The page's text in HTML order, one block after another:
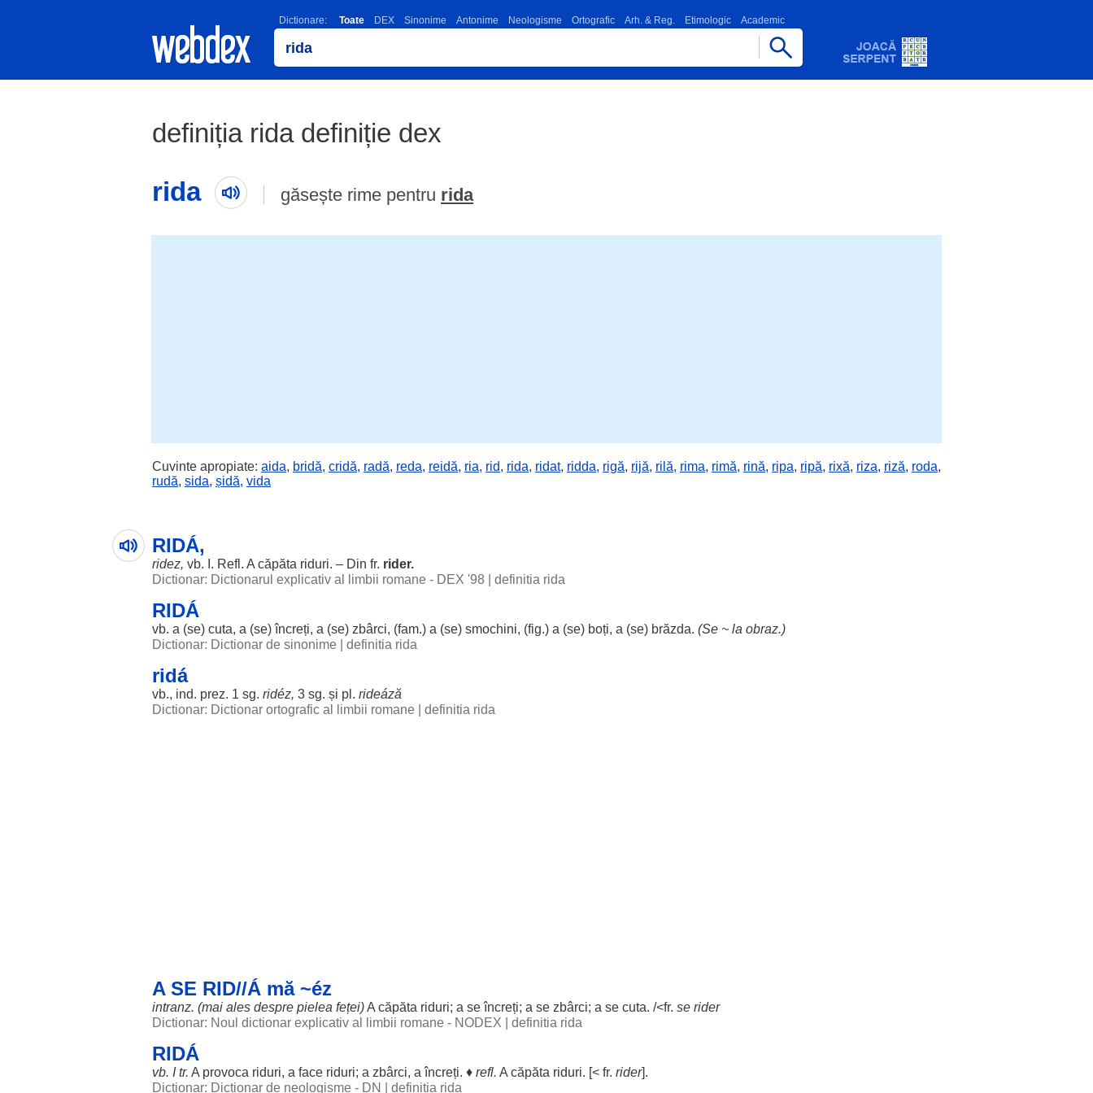
Dictionare: Toate DEX Sinonime Antonime Neologisme Ortografic Arh. & Reg. Etimologic Academic
definiția rida definiție dex
rida
găsește rime pentru rida
Cuvinte apropiate: aida, bridă, cridă, radă, reda, reidă, ria, rid, rida, ridat, ridda, rigă, rijă, rilă, rima, rimă, rină, ripa, ripă, rixă, riza, riză, roda,
rudă, sida, șidă, vida
RIDÁ,
ridez, vb. I. Refl. A căpăta riduri. – Din fr. rider.
Dictionar: Dictionarul explicativ al limbii romane - DEX '98
definitia rida
RIDÁ
vb. a (se) cuta, a (se)încreți, a (se) zbârci, (fam.) a (se) smochini, (fig.) a (se) boți, a (se) brăzda. (Se ~ la obraz.)
Dictionar: Dictionar de sinonime
definitia rida
ridá
vb., ind. prez. 1 sg. ridéz, 3 sg. și pl. rideáză
Dictionar: Dictionar ortografic al limbii romane
definitia rida
A SE RID//Á mă ~éz
intranz. (mai ales despre pielea feței)A căpăta riduri; a seîncreți; a se zbârci; a se cuta. /<fr. se rider
Dictionar: Noul dictionar explicativ al limbii romane - NODEX
definitia rida
RIDÁ
vb. I tr. A provoca riduri, a face riduri; a zbârci, aîncreți. ♦ refl. A căpăta riduri. [< fr. rider].
Dictionar: Dictionar de neologisme - DN
definitia rida